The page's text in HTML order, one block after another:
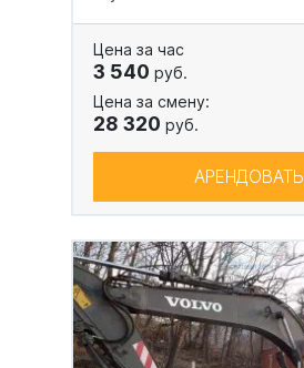
Цена за час
3 540 руб.
Цена за смену:
28 320 руб.
АРЕНДОВАТЬ